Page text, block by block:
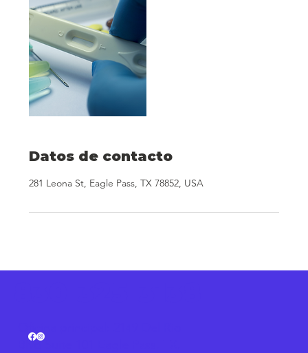
Datos de contacto
281 Leona St, Eagle Pass, TX 78852, USA
Blvd Suite 101 Eagle Pass, TX,